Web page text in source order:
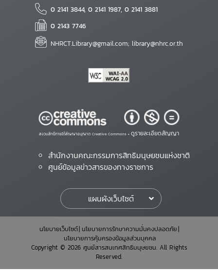
0 2141 3844, 0 2141 1987, 0 2141 3881
0 2143 7746
NHRCT.Library@gmail.com; library@nhrc.or.th
สงวนสิทธิ์ภายใต้สัญญาอนุญาต Creative Commons • ดูรายละเอียดสัญญา
สำนักงานคณะกรรมการสิทธิมนุษยชนแห่งชาติ
ศูนย์ข้อมูลข่าวสารของทางราชการ
แผนผังเว็บไซต์
นโยบายเว็บไซต์ นโยบายการรักษาความมั่นคงปลอดภัย
นโยบายการคุ้มครองข้อมูลส่วนบุคคล
Copyright © 2026 ศูนย์สารสนเทศสิทธิมนุษยชน. All Rights
Reserved.